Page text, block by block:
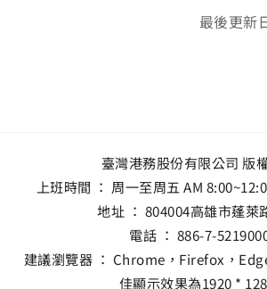
最後更新
臺灣港務股份有限公司 版
上班時間 ： 周一至周五 AM
地址 ： 804004高雄市蓬萊
電話 ： 886-7-
建議瀏覽器 ： Chrome，Firefox，
佳顯示效果為1920 *